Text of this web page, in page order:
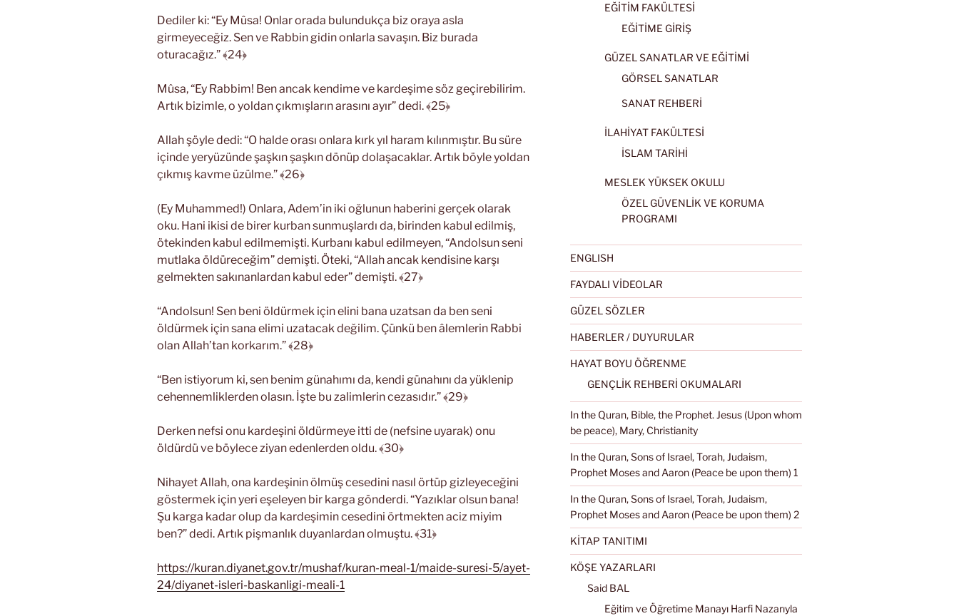
Dediler ki: “Ey Mûsa! Onlar orada bulundukça biz oraya asla
girmeyeceğiz. Sen ve Rabbin gidin onlarla savaşın. Biz burada
oturacağız.” ﴾24﴿
Mûsa, “Ey Rabbim! Ben ancak kendime ve kardeşime söz geçirebilirim.
Artık bizimle, o yoldan çıkmışların arasını ayır” dedi. ﴾25﴿
Allah şöyle dedi: “O halde orası onlara kırk yıl haram kılınmıştır. Bu süre
içinde yeryüzünde şaşkın şaşkın dönüp dolaşacaklar. Artık böyle yoldan
çıkmış kavme üzülme.” ﴾26﴿
(Ey Muhammed!) Onlara, Adem’in iki oğlunun haberini gerçek olarak
oku. Hani ikisi de birer kurban sunmuşlardı da, birinden kabul edilmiş,
ötekinden kabul edilmemişti. Kurbanı kabul edilmeyen, “Andolsun seni
mutlaka öldüreceğim” demişti. Öteki, “Allah ancak kendisine karşı
gelmekten sakınanlardan kabul eder” demişti. ﴾27﴿
“Andolsun! Sen beni öldürmek için elini bana uzatsan da ben seni
öldürmek için sana elimi uzatacak değilim. Çünkü ben âlemlerin Rabbi
olan Allah’tan korkarım.” ﴾28﴿
“Ben istiyorum ki, sen benim günahımı da, kendi günahını da yüklenip
cehennemliklerden olasın. İşte bu zalimlerin cezasıdır.” ﴾29﴿
Derken nefsi onu kardeşini öldürmeye itti de (nefsine uyarak) onu
öldürdü ve böylece ziyan edenlerden oldu. ﴾30﴿
Nihayet Allah, ona kardeşinin ölmüş cesedini nasıl örtüp gizleyeceğini
göstermek için yeri eşeleyen bir karga gönderdi. “Yazıklar olsun bana!
Şu karga kadar olup da kardeşimin cesedini örtmekten aciz miyim
ben?” dedi. Artık pişmanlık duyanlardan olmuştu. ﴾31﴿
https://kuran.diyanet.gov.tr/mushaf/kuran-meal-1/maide-suresi-5/ayet-
24/diyanet-isleri-baskanligi-meali-1
EĞİTİM FAKÜLTESİ
EĞİTİME GİRİŞ
GÜZEL SANATLAR VE EĞİTİMİ
GÖRSEL SANATLAR
SANAT REHBERİ
İLAHİYAT FAKÜLTESİ
İSLAM TARİHİ
MESLEK YÜKSEK OKULU
ÖZEL GÜVENLİK VE KORUMA
PROGRAMI
ENGLISH
FAYDALI VİDEOLAR
GÜZEL SÖZLER
HABERLER / DUYURULAR
HAYAT BOYU ÖĞRENME
GENÇLİK REHBERİ OKUMALARI
In the Quran, Bible, the Prophet. Jesus (Upon whom
be peace), Mary, Christianity
In the Quran, Sons of Israel, Torah, Judaism,
Prophet Moses and Aaron (Peace be upon them) 1
In the Quran, Sons of Israel, Torah, Judaism,
Prophet Moses and Aaron (Peace be upon them) 2
KİTAP TANITIMI
KÖŞE YAZARLARI
Said BAL
Eğitim ve Öğretime Manayı Harfi Nazarıyla